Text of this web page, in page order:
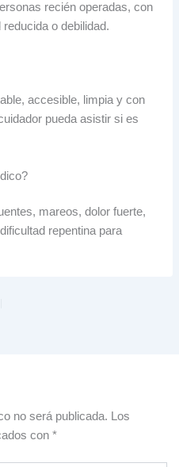
recién operadas, con
o debilidad.
accesible, limpia y con
pueda asistir si es
mareos, dolor fuerte,
repentina para
no será publicada.
Los
con *